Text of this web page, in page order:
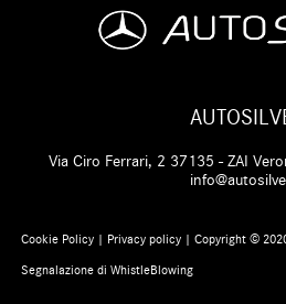
Via Ciro Ferrari, 2 37135 - ZAI
Cookie Policy | Privacy policy| Copyright ©
Segnalazione di WhistleBlowing